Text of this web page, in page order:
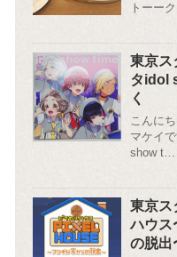
トーー
東京ス
タidol
く
こんに
マケイ
show t…
東京ス
ハウス
の脱出